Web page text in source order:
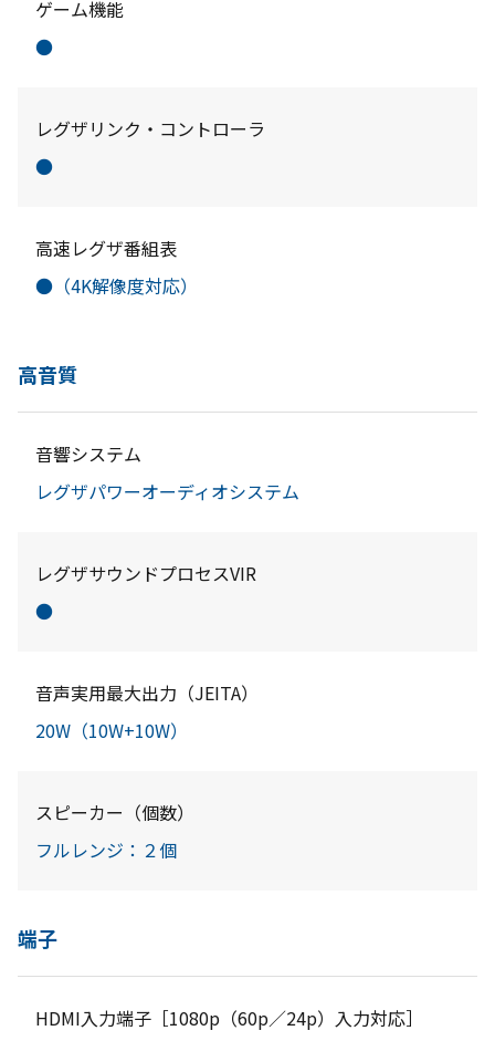
ゲーム機能
●
レグザリンク・コントローラ
●
高速レグザ番組表
●（4K解像度対応）
高音質
音響システム
レグザパワーオーディオシステム
レグザサウンドプロセスVIR
●
音声実用最大出力（JEITA）
20W（10W+10W）
スピーカー（個数）
フルレンジ：２個
端子
HDMI入力端子［1080p（60p／24p）入力対応］